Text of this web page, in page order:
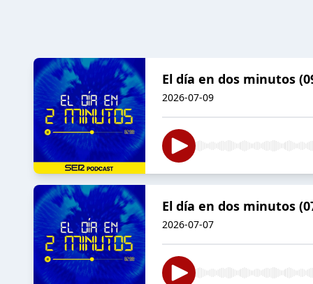
El día en dos minutos
2026-07-09
El día en dos minutos
2026-07-07